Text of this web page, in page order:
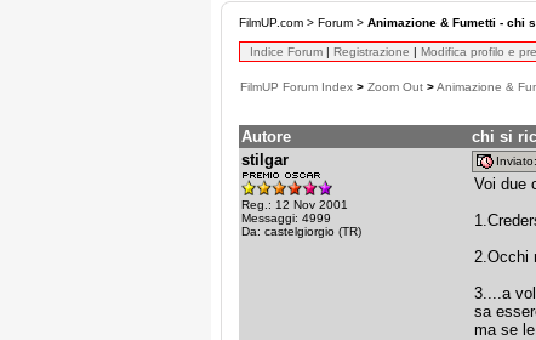
FilmUP.com > Forum > Animazione & Fumetti - chi
Indice Forum | Registrazione | Modifica profilo e
FilmUP Forum Index > Zoom Out >Animazione &
Autore
chi si
stilgar
Reg.: 12 Nov 2001
Messaggi: 4999
Da: castelgiorgio (TR)
Voi due
2.Occhi
3....a
sa
ma se